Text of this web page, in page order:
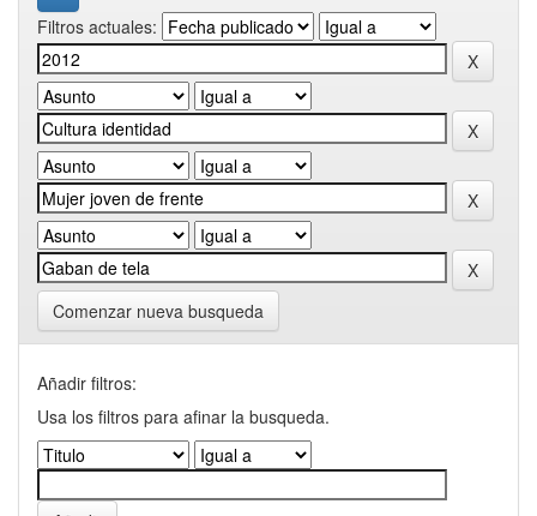
Filtros actuales:
Comenzar nueva busqueda
Añadir filtros:
Usa los filtros para afinar la busqueda.